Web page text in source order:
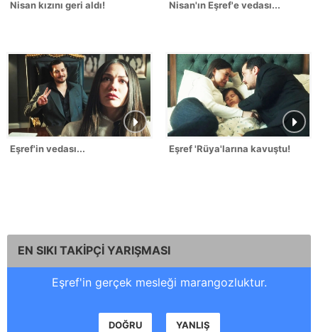
Nisan kızını geri aldı! Nisan'ın Eşref'e vedası...
Eşref'in vedası... Eşref 'Rüya'larına kavuştu!
EN SIKI TAKİPÇİ YARIŞMASI
Eşref'in gerçek mesleği marangozluktur.
DOĞRU YANLIŞ